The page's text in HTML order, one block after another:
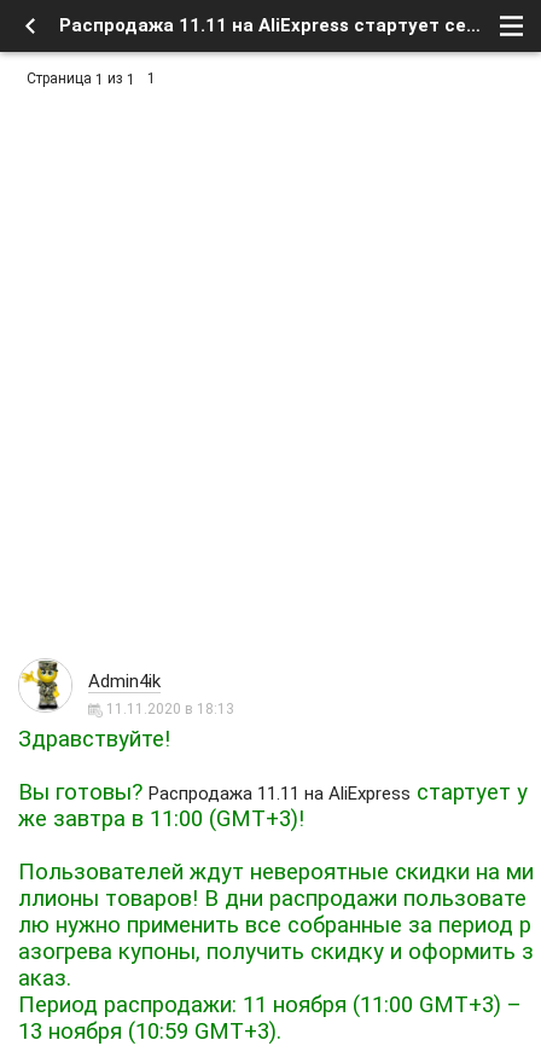
Распродажа 11.11 на AliExpress стартует сегодня!!! - Разное - Скидочные купоны и акции - Форум о Спутниковом Телевидении
Страница 1 из 1 1
Admin4ik
11.11.2020 в 18:13
Здравствуйте!
Вы готовы? Распродажа 11.11 на AliExpress стартует у
же завтра в 11:00 (GMT+3)!
Пользователей ждут невероятные скидки на ми
ллионы товаров! В дни распродажи пользовате
лю нужно применить все собранные за период р
азогрева купоны, получить скидку и оформить з
аказ.
Период распродажи: 11 ноября (11:00 GMT+3) –
13 ноября (10:59 GMT+3).